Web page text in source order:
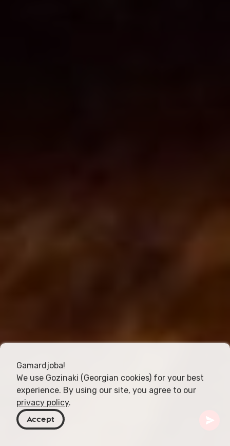
Gamardjoba!
We use Gozinaki (Georgian cookies) for your best
experience. By using our site, you agree to our
privacy policy.
Accept